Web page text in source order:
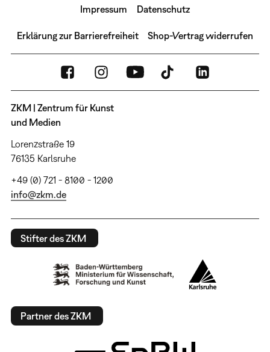
Impressum Datenschutz
Erklärung zur Barrierefreiheit Shop-Vertrag widerrufen
ZKM | Zentrum für Kunst
und Medien
Lorenzstraße 19
76135 Karlsruhe
+49 (0) 721 - 8100 - 1200
info@zkm.de
Stifter des ZKM
Partner des ZKM